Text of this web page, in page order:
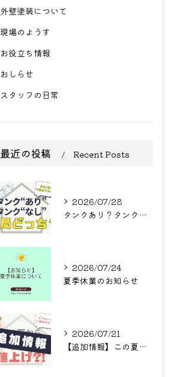
外壁塗装について
現場のようす
お役立ち情報
おしらせ
スタッフの日常
最近の投稿 Recent Posts
2026/07/28
タンクあり？タンクなし？結局どっち？
2026/07/24
夏季休業のお知らせ
2026/07/21
【追加情報】この夏からまた値上げ?! リフォームをご検討中の方へ